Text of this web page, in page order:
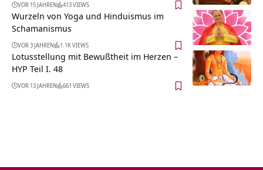
VOR 15 JAHREN 413 VIEWS
Wurzeln von Yoga und Hinduismus im
Schamanismus
VOR 3 JAHREN 1.1K VIEWS
Lotusstellung mit Bewußtheit im Herzen –
HYP Teil I. 48
VOR 13 JAHREN 661 VIEWS